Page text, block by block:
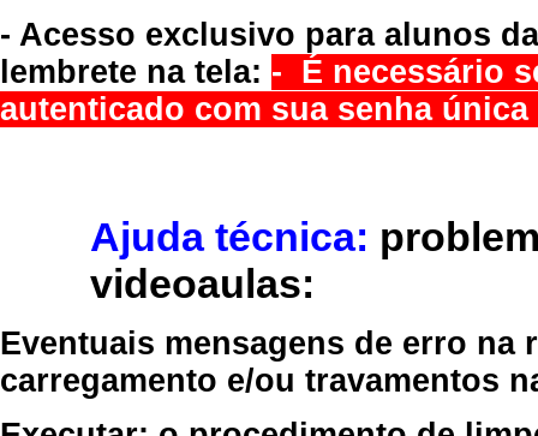
- Acesso exclusivo para alunos
lembrete na tela: - É necessário
autenticado com sua senha
Ajuda técnica:
videoaulas:
Eventuais mensagens de erro
carregamento e/ou travamentos